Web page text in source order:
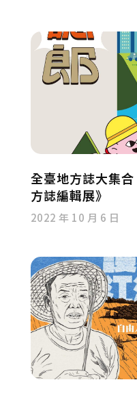
全臺地方誌大集
方誌編輯展》
2022 年 10 月 6 日